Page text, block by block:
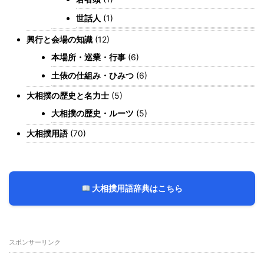
世話人 (1)
興行と会場の知識 (12)
本場所・巡業・行事 (6)
土俵の仕組み・ひみつ (6)
大相撲の歴史と名力士 (5)
大相撲の歴史・ルーツ (5)
大相撲用語 (70)
大相撲用語辞典はこちら
スポンサーリンク